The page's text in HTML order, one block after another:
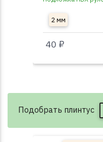
2 мм
40 ₽
Подобрать плинтус